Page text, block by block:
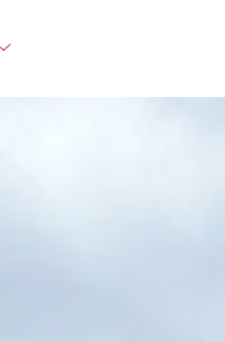
secondary